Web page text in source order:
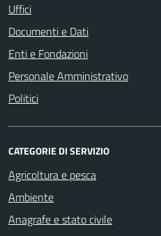
Uffici
Documenti e Dati
Enti e Fondazioni
Personale Amministrativo
Politici
CATEGORIE DI SERVIZIO
Agricoltura e pesca
Ambiente
Anagrafe e stato civile